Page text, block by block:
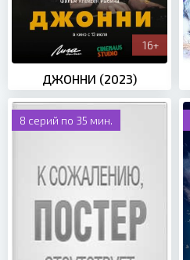
16+
ДЖОННИ (2023)
8 серий по 35 мин.